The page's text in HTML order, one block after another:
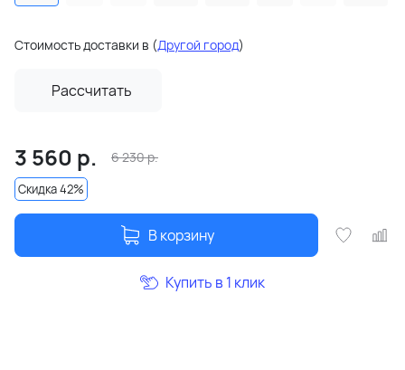
Стоимость доставки в (Другой город)
Рассчитать
3 560 р. 6 230р.
Скидка 42%
В корзину
Купить в 1 клик